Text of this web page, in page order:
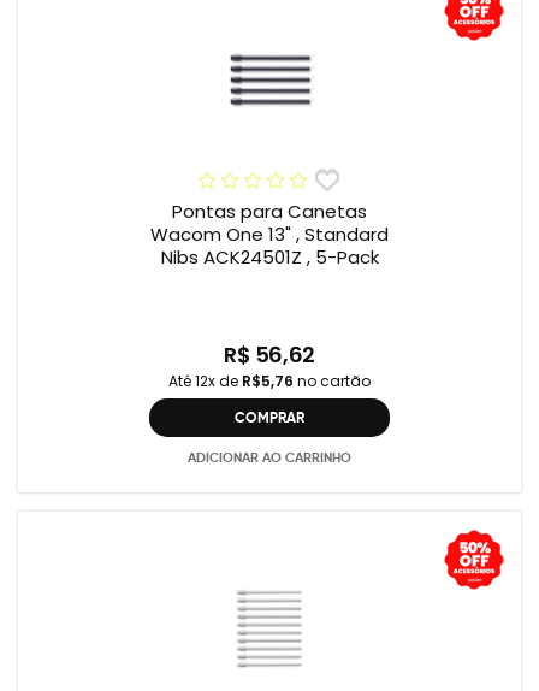
Pontas para Canetas
Wacom One 13" , Standard
Nibs ACK24501Z , 5-Pack
R$ 56,62
Até 12x de R$5,76 no cartão
COMPRAR
ADICIONAR AO CARRINHO